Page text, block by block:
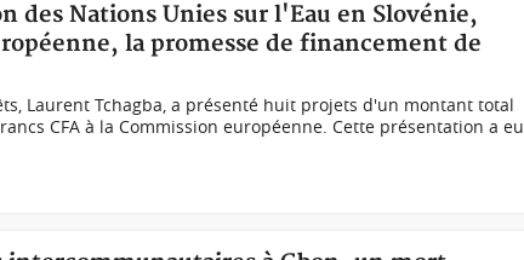
des Nations Unies sur l'Eau en Slovénie,
la promesse de financement de
Laurent Tchagba, a présenté huit projets d'un montant total
CFA à la Commission européenne. Cette présentation a eu